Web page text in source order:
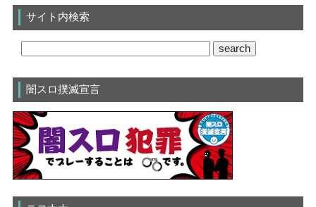
サイト内検索
闇スロ撲滅宣言